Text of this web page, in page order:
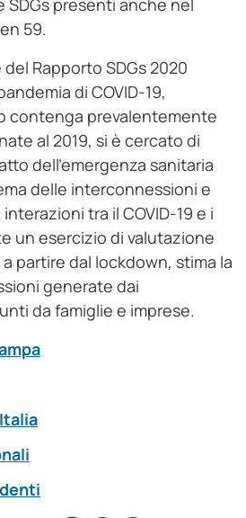
presenti anche nel
59.
Rapporto SDGs 2020
di COVID-19,
contenga prevalentemente
al 2019, si è cercato di
dell’emergenza sanitaria
delle interconnessioni e
tra il COVID-19 e i
un esercizio di valutazione
partire dal lockdown, stima la
generate dai
da famiglie e imprese.